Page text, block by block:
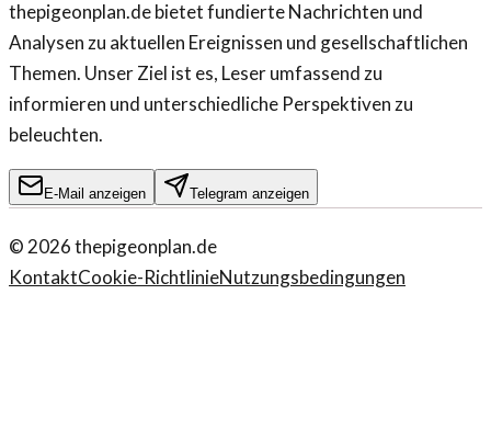
thepigeonplan.de bietet fundierte Nachrichten und
Analysen zu aktuellen Ereignissen und gesellschaftlichen
Themen. Unser Ziel ist es, Leser umfassend zu
informieren und unterschiedliche Perspektiven zu
beleuchten.
E-Mail anzeigen Telegram anzeigen
© 2026thepigeonplan.de
KontaktCookie-RichtlinieNutzungsbedingungen